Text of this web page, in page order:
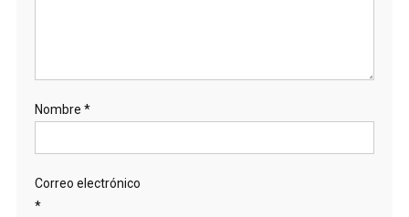
Nombre *
Correo electrónico
*